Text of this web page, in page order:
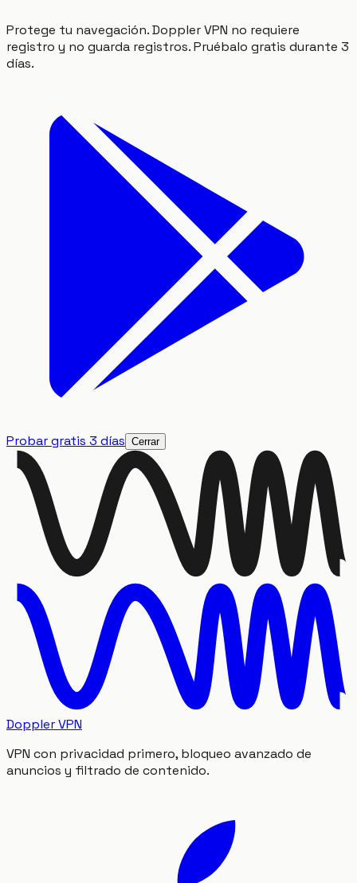
Protege tu navegación. Doppler VPN no requiere
registro y no guarda registros. Pruébalo gratis durante 3
días.
Probar gratis 3 días Cerrar
Doppler VPN
VPN con privacidad primero, bloqueo avanzado de
anuncios y filtrado de contenido.